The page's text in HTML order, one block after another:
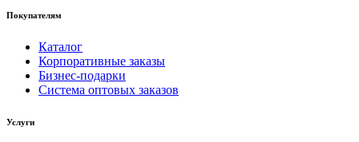
Покупателям
Каталог
Корпоративные заказы
Бизнес-подарки
Система оптовых заказов
Услуги